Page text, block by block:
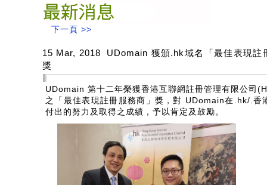
下一頁 >>
15 Mar, 2018 UDomain 獲頒.hk域名「最佳表現註
獎
UDomain 第十二年榮獲香港互聯網註冊管理有限公司
之「最佳表現註冊服務商」獎，對 UDomain在.hk/.香
付出的努力及取得之成績，予以肯定及鼓勵。